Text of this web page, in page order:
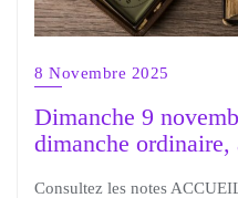
8 Novembre 2025
Dimanche 9
dimanche ordinaire,
Consultez les notes